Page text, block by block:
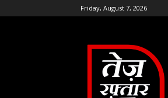
Friday, August 7, 2026